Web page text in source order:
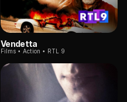
Vendetta
Films Action RTL 9